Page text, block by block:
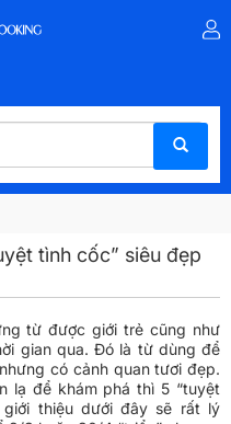
tình cốc” siêu đẹp
từ được giới trẻ cũng như
gian qua. Đó là từ dùng để
có cảnh quan tươi đẹp.
lạ để khám phá thì 5 “tuyệt
giới thiệu dưới đây sẽ rất lý